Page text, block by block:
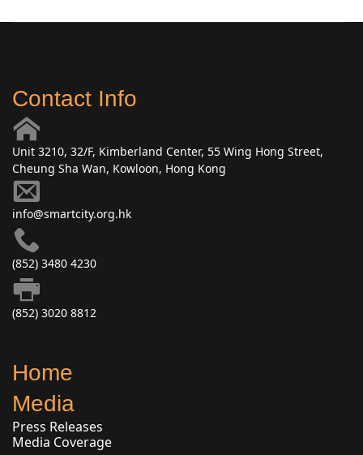
Contact Info
Unit 3210, 32/F, Kimberland Center, 55 Wing Hong Street,
Cheung Sha Wan, Kowloon, Hong Kong
info@smartcity.org.hk
(852) 3480 4230
(852) 3020 8812
Home
Media
Press Releases
Media Coverage